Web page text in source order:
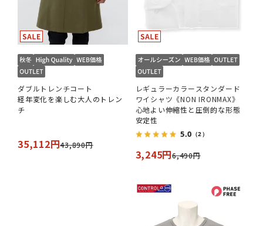
ダブルトレンチコート
経年変化を楽しむ大人のトレン
チ
35,112円43,890円
レギュラーカラースタンダード
ワイシャツ《NON IRONMAX》
心地よい伸縮性と圧倒的な形態
安定性
5.0 （2）
3,245円6,490円